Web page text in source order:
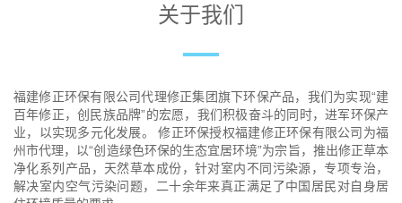
关于我们
福建修正环保有限公司代理修正集团旗下环保产品，我们为实现“建
百年修正，创民族品牌”的宏愿，我们积极奋斗的同时，进军环保产
业，以实现多元化发展。 修正环保授权福建修正环保有限公司为福
州市代理，以“创造绿色环保的生态宜居环境”为宗旨，推出修正草本
净化系列产品，天然草本成份，针对室内不同污染源，专项专治，
解决室内空气污染问题，二十余年来真正满足了中国居民对自身居